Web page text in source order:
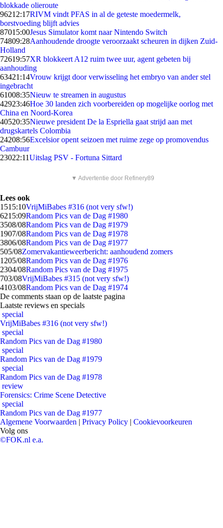
blokkade olieroute
96212:17RIVM vindt PFAS in al de geteste moedermelk,
borstvoeding blijft advies
87015:00Jesus Simulator komt naar Nintendo Switch
74809:28Aanhoudende droogte veroorzaakt scheuren in dijken Zuid-
Holland
72619:57XR blokkeert A12 ruim twee uur, agent gebeten bij
aanhouding
63421:14Vrouw krijgt door verwisseling het embryo van ander stel
ingebracht
61008:35Nieuw te streamen in augustus
42923:46Hoe 30 landen zich voorbereiden op mogelijke oorlog met
China en Noord-Korea
40520:35Nieuwe president De la Espriella gaat strijd aan met
drugskartels Colombia
24208:56Excelsior opent seizoen met ruime zege op promovendus
Cambuur
23022:11Uitslag PSV - Fortuna Sittard
▼ Advertentie door Refinery89
Lees ook
1515:10VrijMiBabes #316 (not very sfw!)
6215:09Random Pics van de Dag #1980
3508/08Random Pics van de Dag #1979
1907/08Random Pics van de Dag #1978
3806/08Random Pics van de Dag #1977
505/08Zomervakantieweerbericht: aanhoudend zomers
1205/08Random Pics van de Dag #1976
2304/08Random Pics van de Dag #1975
703/08VrijMiBabes #315 (not very sfw!)
4103/08Random Pics van de Dag #1974
De comments staan op de laatste pagina
Laatste reviews en specials
special
VrijMiBabes #316 (not very sfw!)
special
Random Pics van de Dag #1980
special
Random Pics van de Dag #1979
special
Random Pics van de Dag #1978
review
Forensics: Crime Scene Detective
special
Random Pics van de Dag #1977
Algemene Voorwaarden | Privacy Policy | Cookievoorkeuren
Volg ons
©FOK.nl e.a.